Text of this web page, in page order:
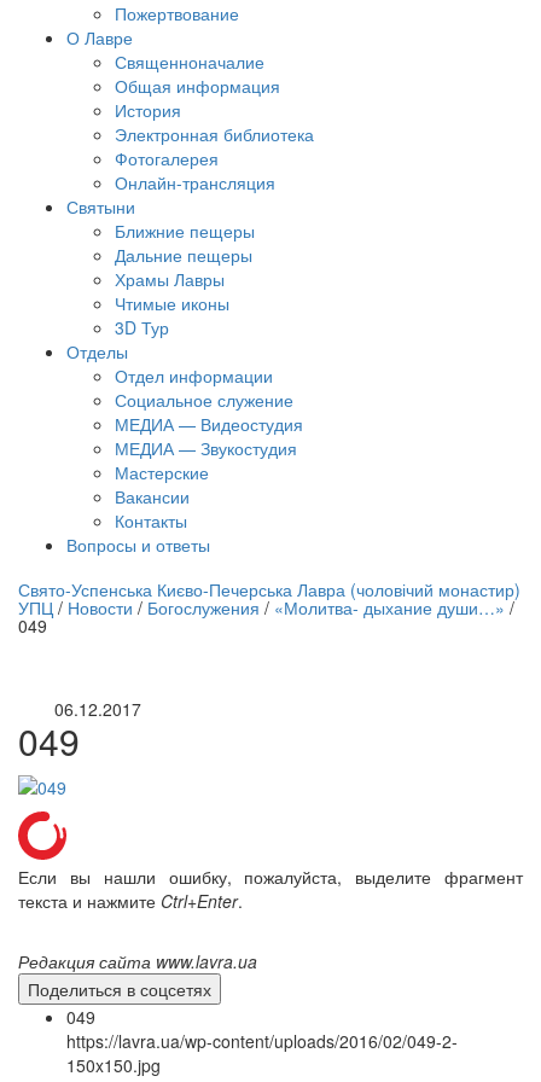
Пожертвование
О Лавре
Священноначалие
Общая информация
История
Электронная библиотека
Фотогалерея
Онлайн-трансляция
Святыни
Ближние пещеры
Дальние пещеры
Храмы Лавры
Чтимые иконы
3D Тур
Отделы
Отдел информации
Социальное служение
МЕДИА — Видеостудия
МЕДИА — Звукостудия
Мастерские
Вакансии
Контакты
Вопросы и ответы
трансляция | 12 сентября
трансляции
Свято-Успенська Києво-Печерська Лавра (чоловічий монастир)
УПЦ / Новости / Богослужения / «Молитва- дыхание души…»/
049
06.12.2017
049
Если вы нашли ошибку, пожалуйста, выделите фрагмент
текста и нажмите Ctrl+Enter.
Редакция сайта www.lavra.ua
Поделиться в соцсетях
049
https://lavra.ua/wp-content/uploads/2016/02/049-2-
150x150.jpg